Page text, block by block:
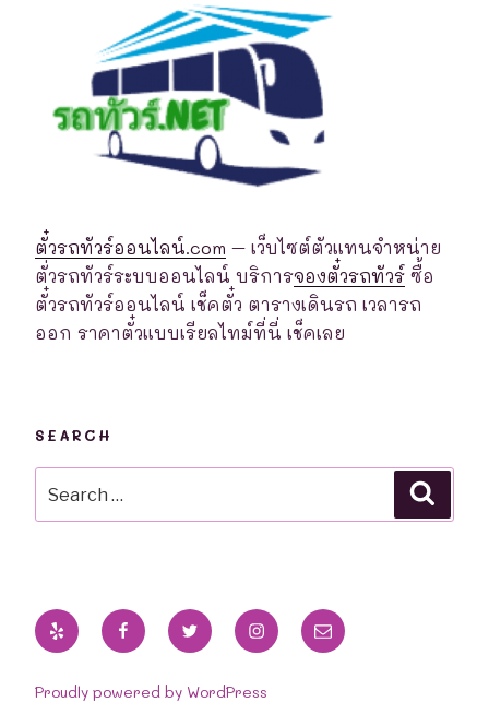
ตั๋วรถทัวร์ออนไลน์.com – เว็บไซต์ตัวแทนจำหน่าย
ตั่วรถทัวร์ระบบออนไลน์ บริการจองตั๋วรถทัวร์ ซื้อ
ตั๋วรถทัวร์ออนไลน์ เช็คตั๋ว ตารางเดินรถ เวลารถ
ออก ราคาตั๋วแบบเรียลไทม์ที่นี่ เช็คเลย
SEARCH
for:
Yelp FacebookTwitter InstagramEmail
Proudly powered by WordPress